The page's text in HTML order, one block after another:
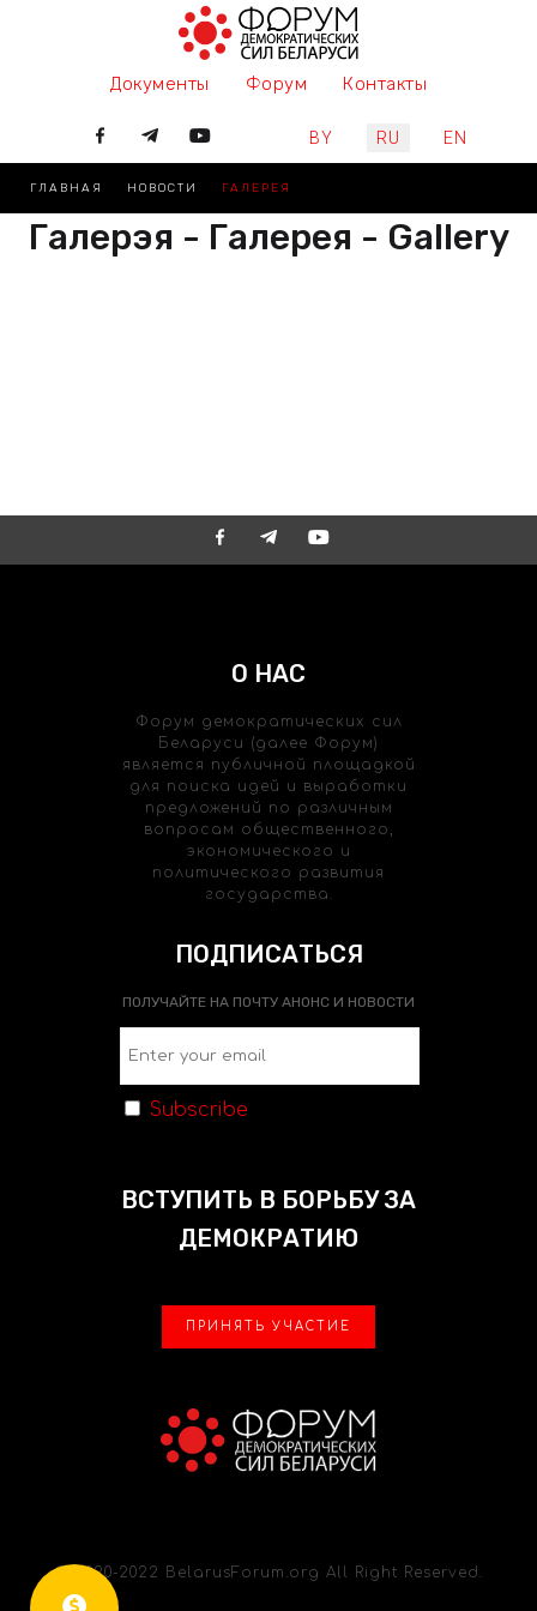
Документы Форум Контакты
Выберите язык
BY RU EN
ГЛАВНАЯ НОВОСТИ ГАЛЕРЕЯ
Галерэя - Галерея - Gallery
О НАС
Форум демократических сил
Беларуси (далее Форум)
является публичной площадкой
для поиска идей и выработки
предложений по различным
вопросам общественного,
экономического и
политического развития
государства.
ПОДПИСАТЬСЯ
ПОЛУЧАЙТЕ НА ПОЧТУ АНОНС И НОВОСТИ
Subscribe
ВСТУПИТЬ В БОРЬБУ ЗА
ДЕМОКРАТИЮ
ПРИНЯТЬ УЧАСТИЕ
© 2020-2022 BelarusForum.org All Right Reserved.